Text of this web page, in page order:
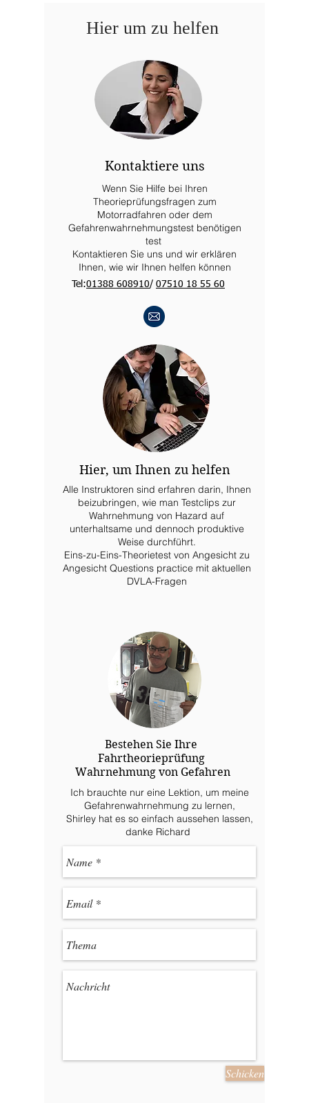
Hier um zu helfen
Kontaktiere uns
Wenn Sie Hilfe bei Ihren
Theorieprüfungsfragen zum
Motorradfahren oder dem
Gefahrenwahrnehmungstest benötigen
test
Kontaktieren Sie uns und wir erklären
Ihnen, wie wir Ihnen helfen können
Tel:01388 608910/ 07510 18 55 60
Hier, um Ihnen zu helfen
Alle Instruktoren sind erfahren darin, Ihnen
beizubringen, wie man Testclips zur
Wahrnehmung von Hazard auf
unterhaltsame und dennoch produktive
Weise durchführt.
Eins-zu-Eins-Theorietest von Angesicht zu
Angesicht Questions practice mit aktuellen
DVLA-Fragen
Bestehen Sie Ihre
Fahrtheorieprüfung
Wahrnehmung von Gefahren
Ich brauchte nur eine Lektion, um meine
Gefahrenwahrnehmung zu lernen,
Shirley hat es so einfach aussehen lassen,
danke Richard
Schicken